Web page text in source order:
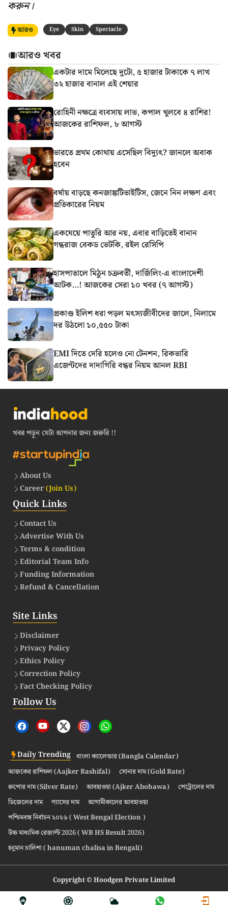
করুন।
আরও Eye Skin Spectacle
আরও খবর
একটার দামে মিলেছে দুটো, ৫ হাজার টাকাকে ৭ লাখ
৩২ হাজার বানাল এই শেয়ার
রোহিনী নক্ষত্রে ব্যবসায় লাভ, কপাল খুলবে ৪ রাশির!
আজকের রাশিফল, ৮ আগস্ট
ভারতে প্রথম কোথায় এসেছিল বিদ্যুৎ? জানলে অবাক
হবেন
বর্ষায় বাড়ছে কনজাঙ্কটিভাইটিস, জেনে নিন লক্ষণ এবং
প্রতিকারের নিয়ম
একঘেয়ে পাতুরি আর নয়, এবার বাড়িতেই বানান
গন্ধরাজ বেকড ভেটকি, রইল রেসিপি
হাসপাতালে মিঠুন চক্রবর্তী, দার্জিলিং-এ বাংলাদেশী
আটক…! আজকের সেরা ১০ খবর (৭ আগস্ট)
প্রকাণ্ড ইলিশ ধরা পড়ল মৎস্যজীবীদের জালে, নিলামে
দর উঠলো ১০,৫৫০ টাকা
EMI দিতে দেরি হলেও নো টেনশন, রিকভারি
এজেন্টদের দাদাগিরি বন্ধর নিয়ম আনল RBI
খবর পড়ুন যেটা আপনার জন্য জরুরি !!
About Us
Career(Join Us)
Quick Links
Contact Us
Advertise With Us
Terms & condition
Editorial Team Info
Funding Information
Refund & Cancellation
Site Links
Disclaimer
Privacy Policy
Ethics Policy
Correction Policy
Fact Checking Policy
Follow Us
Daily Trending বাংলা ক্যালেন্ডার (Bangla Calendar)
আজকের রাশিফল (Aajker Rashifal)
সোনার দাম (Gold Rate)
রুপোর দাম (Silver Rate)
আবহাওয়া (Ajker Abohawa)
পেট্রোলের দাম
ডিজেলের দাম
গ্যাসের দাম
আগামীকালের আবহাওয়া
পশ্চিমবঙ্গ নির্বাচন ২০২৬ ( West Bengal Election )
উচ্চ মাধ্যমিক রেজাল্ট 2026 ( WB HS Result 2026)
হনুমান চালিশা ( hanuman chalisa in Bengali)
Copyright © Hoodgen Private Limited